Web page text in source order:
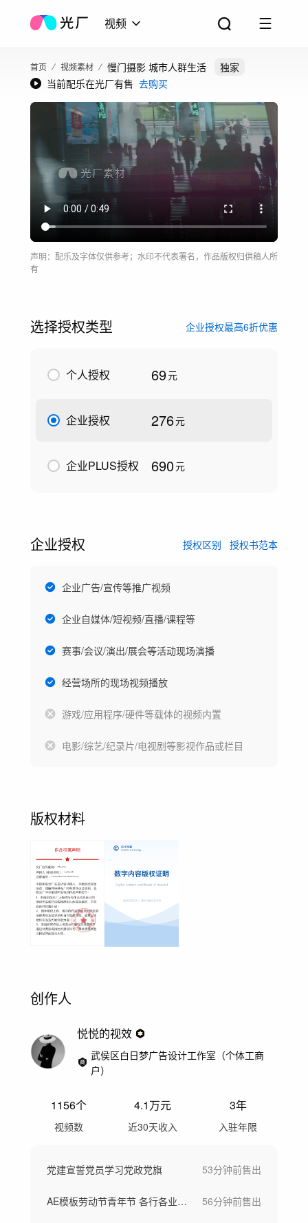
视频
首页 视频素材 慢门摄影 城市人群生活
独家
当前配乐在光厂有售 去购买
声明：配乐及字体仅供参考；水印不代表署名，作品版权归供稿人所
有
选择授权类型 企业授权最高6折优惠
个人授权 69元
企业授权 276元
企业PLUS授权 690元
企业授权 授权区别 授权书范本
企业广告/宣传等推广视频
企业自媒体/短视频/直播/课程等
赛事/会议/演出/展会等活动现场演播
经营场所的现场视频播放
游戏/应用程序/硬件等载体的视频内置
电影/综艺/纪录片/电视剧等影视作品或栏目
版权材料
创作人
悦悦的视效
武侯区白日梦广告设计工作室（个体工商
户）
1156个
视频数
4.1万元
近30天收入
3年
入驻年限
党建宣誓党员学习党政党旗 53分钟前售出
AE模板劳动节青年节 各行各业奋斗者群像 56分钟前售出